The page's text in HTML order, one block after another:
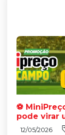
⚽
pode virar
12/05/2026